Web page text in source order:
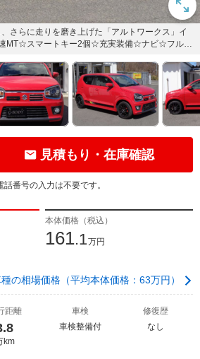
さらに走りを磨き上げた「アルトワークス」イ
MT☆スマートキー2個☆充実装備☆ナビ☆フルセ
見積もり・在庫確認
番号の入力は不要です。
本体価格（税込）
161.1万円
の相場価格（平均本体価格：63万円）
距離
km
車検
車検整備付
修復歴
なし